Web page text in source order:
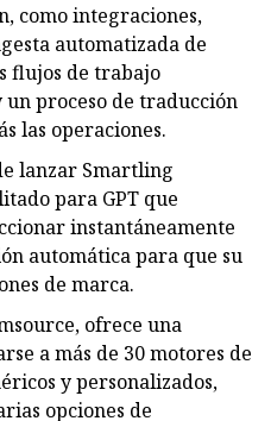
como integraciones,
automatizada de
flujos de trabajo
proceso de traducción
las operaciones.
lanzar Smartling
para GPT que
instantáneamente
automática para que su
de marca.
ofrece una
a más de 30 motores de
y personalizados,
opciones de